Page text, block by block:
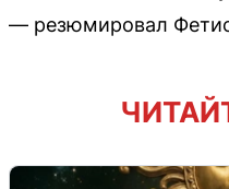
— резюмировал